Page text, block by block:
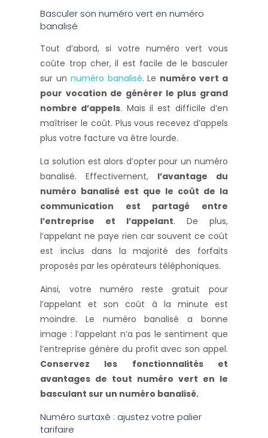
Basculer son numéro vert en numéro
banalisé
Tout d’abord, si votre numéro vert vous
coûte trop cher, il est facile de le basculer
sur un numéro banalisé. Le numéro vert a
pour vocation de générer le plus grand
nombre d’appels. Mais il est difficile d’en
maîtriser le coût. Plus vous recevez d’appels
plus votre facture va être lourde.
La solution est alors d’opter pour un numéro
banalisé. Effectivement, l’avantage du
numéro banalisé est que le coût de la
communication est partagé entre
l’entreprise et l’appelant. De plus,
l’appelant ne paye rien car souvent ce coût
est inclus dans la majorité des forfaits
proposés par les opérateurs téléphoniques.
Ainsi, votre numéro reste gratuit pour
l’appelant et son coût à la minute est
moindre. Le numéro banalisé a bonne
image : l’appelant n’a pas le sentiment que
l’entreprise génère du profit avec son appel.
Conservez les fonctionnalités et
avantages de tout numéro vert en le
basculant sur un numéro banalisé.
Numéro surtaxé : ajustez votre palier
tarifaire